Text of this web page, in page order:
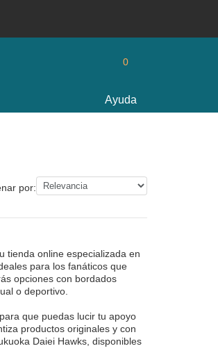
0
Ayuda
por:
tienda online especializada en
para los fanáticos que
opciones con bordados
o deportivo.
que puedas lucir tu apoyo
productos originales y con
Daiei Hawks, disponibles